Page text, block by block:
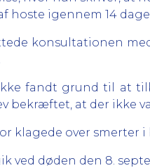
hoste igennem 14
konsultationen
fandt grund til at
bekræftet, at der ikke
klagede over smerter
ved døden den 8.